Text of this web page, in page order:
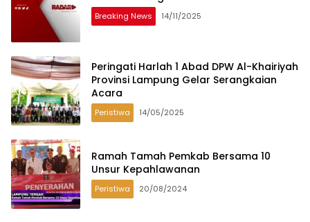
Breaking News 14/11/2025
Peringati Harlah 1 Abad DPW Al-Khairiyah
Provinsi Lampung Gelar Serangkaian
Acara
Peristiwa 14/05/2025
Ramah Tamah Pemkab Bersama 10
Unsur Kepahlawanan
Peristiwa 20/08/2024